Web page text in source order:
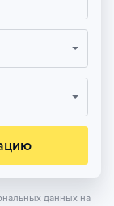
данных на